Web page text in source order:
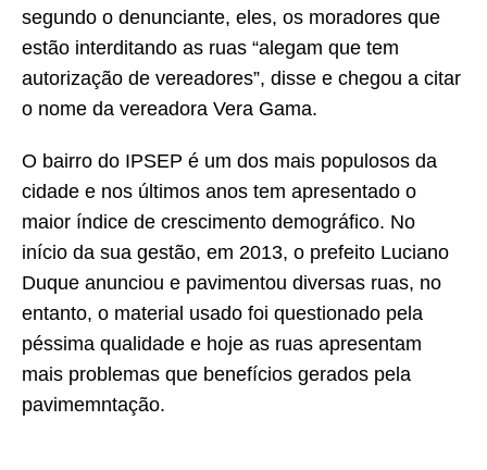
segundo o denunciante, eles, os moradores que
estão interditando as ruas “alegam que tem
autorização de vereadores”, disse e chegou a citar
o nome da vereadora Vera Gama.
O bairro do IPSEP é um dos mais populosos da
cidade e nos últimos anos tem apresentado o
maior índice de crescimento demográfico. No
início da sua gestão, em 2013, o prefeito Luciano
Duque anunciou e pavimentou diversas ruas, no
entanto, o material usado foi questionado pela
péssima qualidade e hoje as ruas apresentam
mais problemas que benefícios gerados pela
pavimemntação.